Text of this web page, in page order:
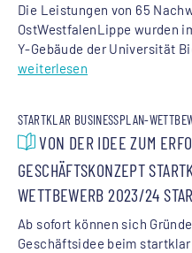
Die Leistungen von 65
OstWestfalenLippe wurden
Y-Gebäude der Universität
weiterlesen
STARTKLAR BUSINESSPLAN-
VON DER IDEE ZUM
GESCHÄFTSKONZEPT
WETTBEWERB 2023/24
Ab sofort können sich
Geschäftsidee beim